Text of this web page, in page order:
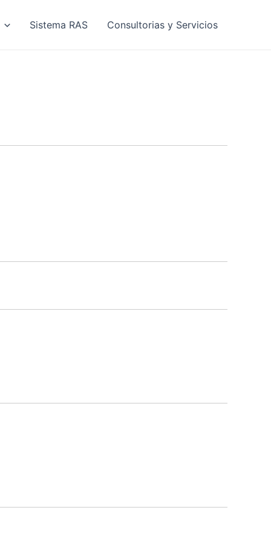
Sistema RAS Consultorias y Servicios